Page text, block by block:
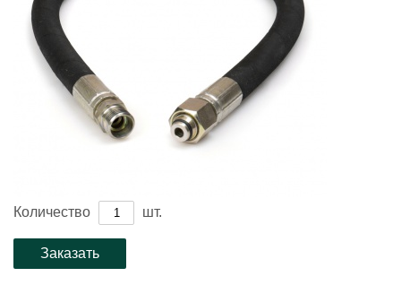
Количество шт.